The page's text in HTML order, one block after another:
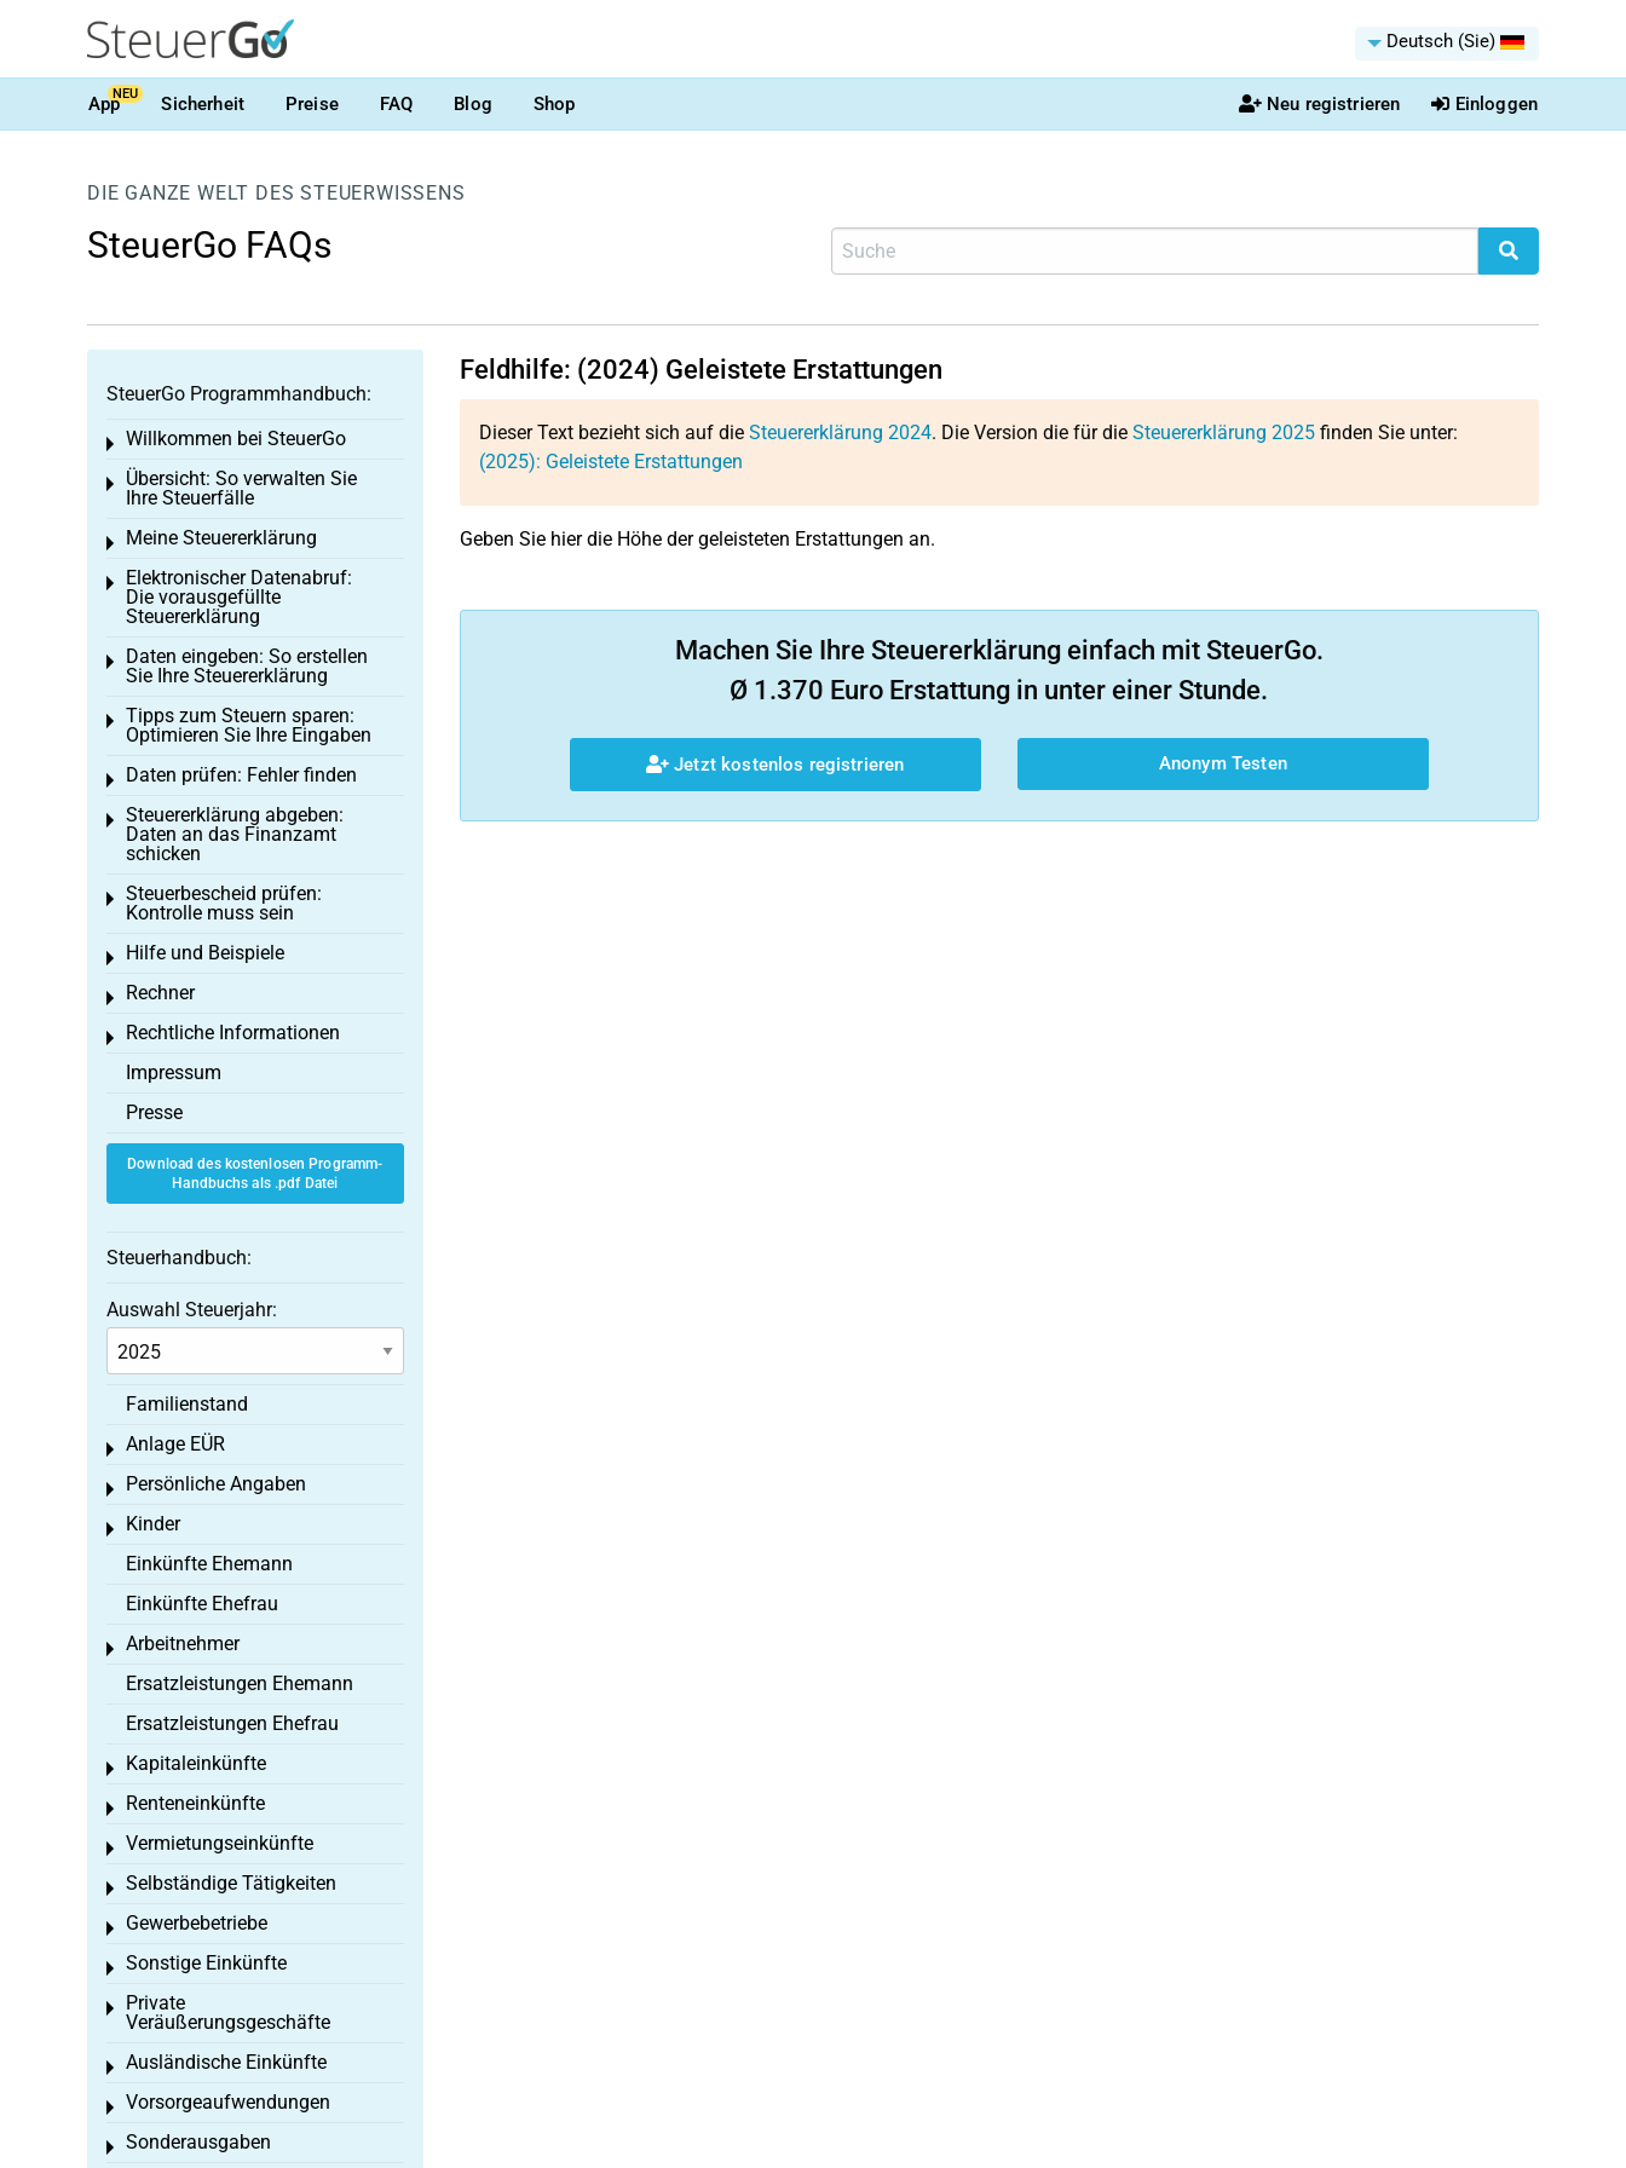
Deutsch (Sie)
AppNEU Sicherheit Preise FAQ Blog Shop Neu registrieren Einloggen
DIE GANZE WELT DES STEUERWISSENS
SteuerGo FAQs
Feldhilfe: (2024) Geleistete Erstattungen
Dieser Text bezieht sich auf die Steuererklärung 2024. Die Version die für die Steuererklärung 2025finden Sie unter:
(2025): Geleistete Erstattungen
Geben Sie hier die Höhe der geleisteten Erstattungen an.
Machen Sie Ihre Steuererklärung einfach mit SteuerGo.
Ø 1.370 Euro Erstattung in unter einer Stunde.
Jetzt kostenlos registrieren Anonym Testen
SteuerGo Programmhandbuch:
Willkommen bei SteuerGo
Toggle menu
Übersicht: So verwalten Sie
Ihre Steuerfälle
Toggle menu
Meine Steuererklärung
Toggle menu
Elektronischer Datenabruf:
Die vorausgefüllte
Steuererklärung
Toggle menu
Daten eingeben: So erstellen
Sie Ihre Steuererklärung
Toggle menu
Tipps zum Steuern sparen:
Optimieren Sie Ihre Eingaben
Toggle menu
Daten prüfen: Fehler finden
Toggle menu
Steuererklärung abgeben:
Daten an das Finanzamt
schicken
Toggle menu
Steuerbescheid prüfen:
Kontrolle muss sein
Toggle menu
Hilfe und Beispiele
Toggle menu
Rechner
Toggle menu
Rechtliche Informationen
Toggle menu
Impressum
Presse
Download des kostenlosen Programm-
Handbuchs als .pdf Datei
Steuerhandbuch:
Auswahl Steuerjahr:
Familienstand
Anlage EÜR
Toggle menu
Persönliche Angaben
Toggle menu
Kinder
Toggle menu
Einkünfte Ehemann
Einkünfte Ehefrau
Arbeitnehmer
Toggle menu
Ersatzleistungen Ehemann
Ersatzleistungen Ehefrau
Kapitaleinkünfte
Toggle menu
Renteneinkünfte
Toggle menu
Vermietungseinkünfte
Toggle menu
Selbständige Tätigkeiten
Toggle menu
Gewerbebetriebe
Toggle menu
Sonstige Einkünfte
Toggle menu
Private
Veräußerungsgeschäfte
Toggle menu
Ausländische Einkünfte
Toggle menu
Vorsorgeaufwendungen
Toggle menu
Sonderausgaben
Toggle menu